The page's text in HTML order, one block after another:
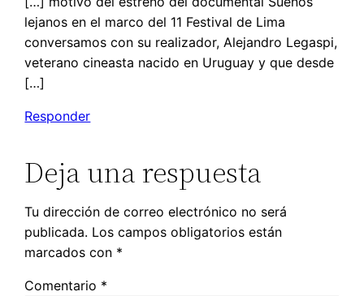
lejanos en el marco del 11 Festival de Lima
conversamos con su realizador, Alejandro Legaspi,
veterano cineasta nacido en Uruguay y que desde
[…]
Responder
Deja una respuesta
Tu dirección de correo electrónico no será
publicada. Los campos obligatorios están
marcados con *
Comentario *